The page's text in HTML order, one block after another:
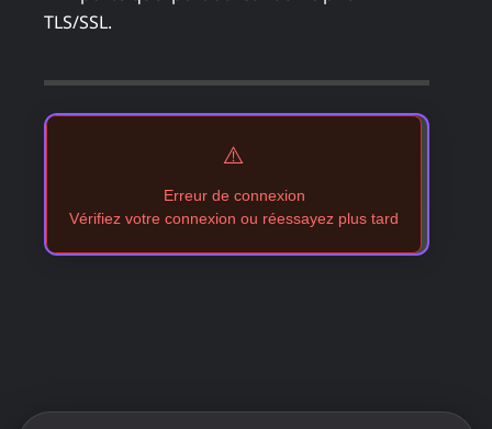
TLS/SSL.
⚠️
Erreur de connexion
Vérifiez votre connexion ou réessayez plus tard